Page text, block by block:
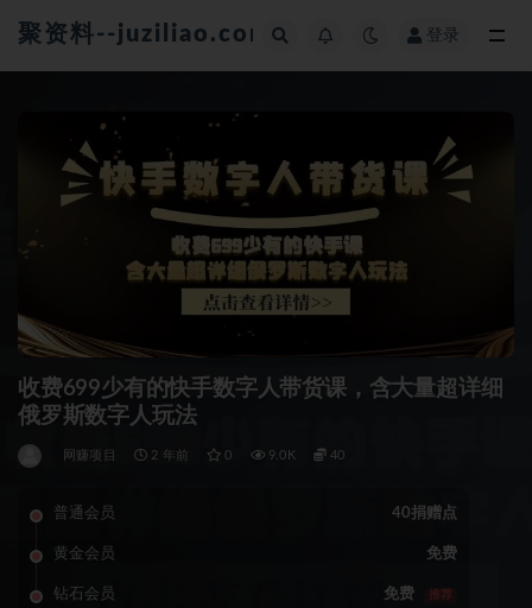
聚资料--juziliao.com--全网资料整合平台
登录
收费699少有的快手数字人带货课，含大量超详细
俄罗斯数字人玩法
网赚项目 2 年前 0 9.0K 40
普通会员 40捐赠点
黄金会员 免费
钻石会员 免费 推荐